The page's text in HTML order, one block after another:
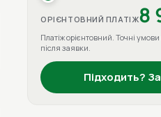
ОРІЄНТОВНИЙ ПЛАТІЖ8
Платіж орієнтовний. Точні
після заявки.
Підходить?